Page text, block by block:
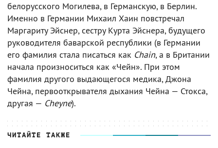
белорусского Могилева, в Германскую, в Берлин.
Именно в Германии Михаил Хаин повстречал
Маргариту Эйснер, сестру Курта Эйснера, будущего
руководителя баварской республики (в Германии
его фамилия стала писаться как Chain, а в Британии
начала произноситься как «Чейн». При этом
фамилия другого выдающегося медика, Джона
Чейна, первооткрывателя дыхания Чейна — Стокса,
другая — Cheyne).
ЧИТАЙТЕ ТАКЖЕ